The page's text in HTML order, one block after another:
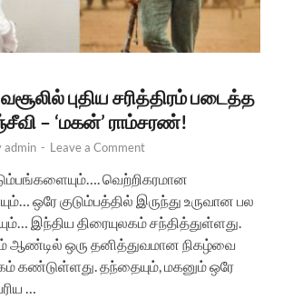
புதிய சரித்திரம் படைத்த
– ‘மகன்’ ராம்சரண்!
admin - Leave a Comment
வெற்றிகரமான
ஒரே குடும்பத்தில் இருந்து உருவான பல
இந்திய திரையுலகம் சந்தித்துள்ளது.
ஒரு தனித்துவமான நிகழ்வை
கண்டுள்ளது. தந்தையும், மகனும் ஒரே
…